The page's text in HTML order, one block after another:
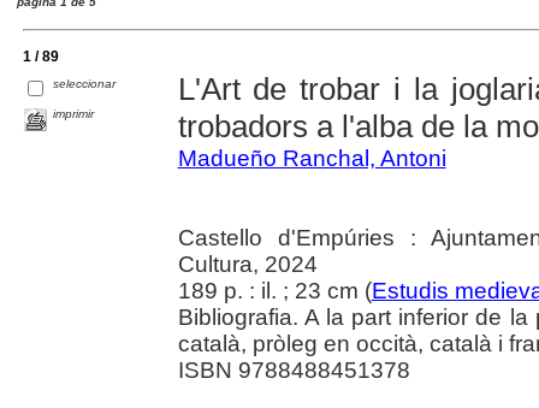
1 / 89
seleccionar
imprimir
L'Art de trobar i la
trobadors a l'alba de la
Madueño Ranchal, Antoni
Castello d'Empúries :
Cultura, 2024
189 p. : il. ; 23 cm (Estudis
Bibliografia. A la part inferior de
català, pròleg en occità, català i
ISBN 9788488451378